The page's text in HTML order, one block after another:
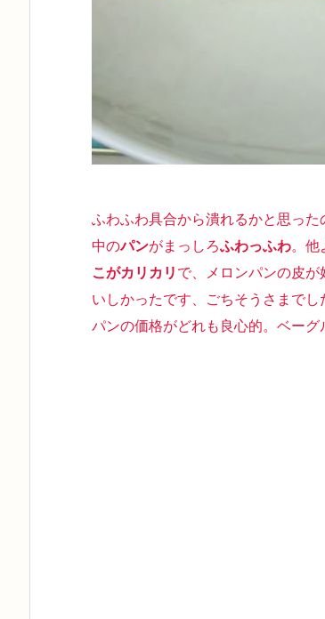
ふわふわ具合から潰れるかと思った
中のパンがまっしろふわっふわ。他
こがカリカリ で、メロンパンの皮が
いしかったです、ごちそうさまでし
パンの価格がどれも良心的。ベーグ